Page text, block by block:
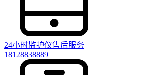
24小时监护仪售后服务
18128838889